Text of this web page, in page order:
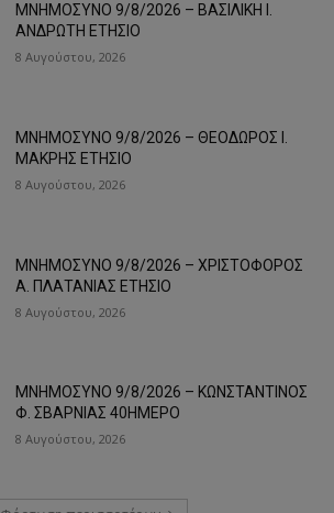
ΜΝΗΜΟΣΥΝΟ 9/8/2026 – ΒΑΣΙΛΙΚΗ Ι.
ΑΝΔΡΩΤΗ ΕΤΗΣΙΟ
8 Αυγούστου, 2026
ΜΝΗΜΟΣΥΝΟ 9/8/2026 – ΘΕΟΔΩΡΟΣ Ι.
ΜΑΚΡΗΣ ΕΤΗΣΙΟ
8 Αυγούστου, 2026
ΜΝΗΜΟΣΥΝΟ 9/8/2026 – ΧΡΙΣΤΟΦΟΡΟΣ
Α. ΠΛΑΤΑΝΙΑΣ ΕΤΗΣΙΟ
8 Αυγούστου, 2026
ΜΝΗΜΟΣΥΝΟ 9/8/2026 – ΚΩΝΣΤΑΝΤΙΝΟΣ
Φ. ΣΒΑΡΝΙΑΣ 40ΗΜΕΡΟ
8 Αυγούστου, 2026